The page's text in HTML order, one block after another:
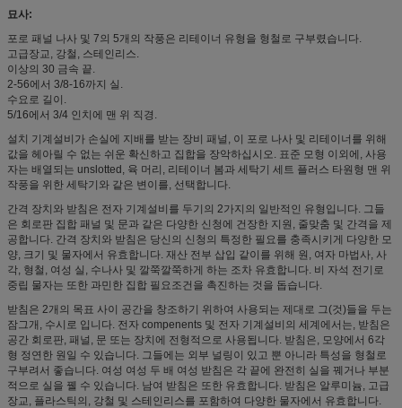
묘사:
포로 패널 나사 및 7의 5개의 작풍은 리테이너 유형을 형철로 구부렸습니다.
고급장교, 강철, 스테인리스.
이상의 30 금속 끝.
2-56에서 3/8-16까지 실.
수요로 길이.
5/16에서 3/4 인치에 맨 위 직경.
설치 기계설비가 손실에 지배를 받는 장비 패널, 이 포로 나사 및 리테이너를 위해
값을 헤아릴 수 없는 쉬운 확신하고 집합을 장악하십시오. 표준 모형 이외에, 사용
자는 배열되는 unslotted, 육 머리, 리테이너 봄과 세탁기 세트 플러스 타원형 맨 위
작풍을 위한 세탁기와 같은 변이를, 선택합니다.
간격 장치와 받침은 전자 기계설비를 두기의 2가지의 일반적인 유형입니다. 그들
은 회로판 집합 패널 및 문과 같은 다양한 신청에 건장한 지원, 줄맞춤 및 간격을 제
공합니다. 간격 장치와 받침은 당신의 신청의 특정한 필요를 충족시키게 다양한 모
양, 크기 및 물자에서 유효합니다. 재산 전부 삽입 같이를 위해 원, 여자 마법사, 사
각, 형철, 여성 실, 수나사 및 깔쭉깔쭉하게 하는 조차 유효합니다. 비 자석 전기로
중립 물자는 또한 과민한 집합 필요조건을 촉진하는 것을 돕습니다.
받침은 2개의 목표 사이 공간을 창조하기 위하여 사용되는 제대로 그(것)들을 두는
잠그개, 수시로 입니다. 전자 compenents 및 전자 기계설비의 세계에서는, 받침은
공간 회로판, 패널, 문 또는 장치에 전형적으로 사용됩니다. 받침은, 모양에서 6각
형 정연한 원일 수 있습니다. 그들에는 외부 널링이 있고 뿐 아니라 특성을 형철로
구부려서 좋습니다. 여성 여성 두 배 여성 받침은 각 끝에 완전히 실을 꿰거나 부분
적으로 실을 꿸 수 있습니다. 남여 받침은 또한 유효합니다. 받침은 알루미늄, 고급
장교, 플라스틱의, 강철 및 스테인리스를 포함하여 다양한 물자에서 유효합니다.